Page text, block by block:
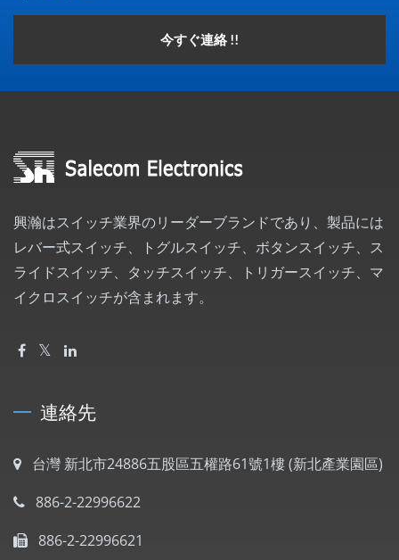
今すぐ連絡 !!
興瀚はスイッチ業界のリーダーブランドであり、製品には
レバー式スイッチ、トグルスイッチ、ボタンスイッチ、ス
ライドスイッチ、タッチスイッチ、トリガースイッチ、マ
イクロスイッチが含まれます。
連絡先
台灣 新北市24886五股區五權路61號1樓 (新北產業園區)
886-2-22996622
886-2-22996621